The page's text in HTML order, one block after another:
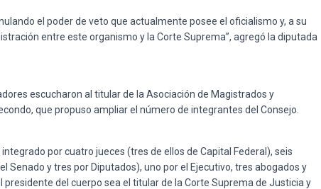
el poder de veto que actualmente posee el oficialismo y, a su
entre este organismo y la Corte Suprema”, agregó la diputada
escucharon al titular de la Asociación de Magistrados y
que propuso ampliar el número de integrantes del Consejo.
por cuatro jueces (tres de ellos de Capital Federal), seis
Senado y tres por Diputados), uno por el Ejecutivo, tres abogados y
del cuerpo sea el titular de la Corte Suprema de Justicia y